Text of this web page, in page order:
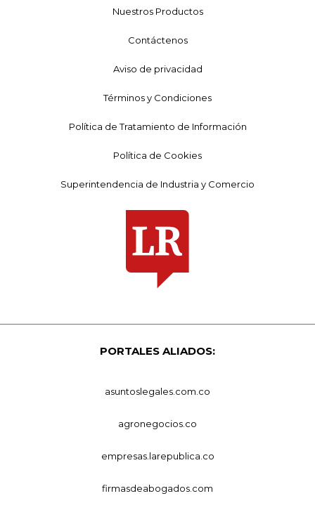
Nuestros Productos
Contáctenos
Aviso de privacidad
Términos y Condiciones
Política de Tratamiento de Información
Política de Cookies
Superintendencia de Industria y Comercio
PORTALES ALIADOS:
asuntoslegales.com.co
agronegocios.co
empresas.larepublica.co
firmasdeabogados.com